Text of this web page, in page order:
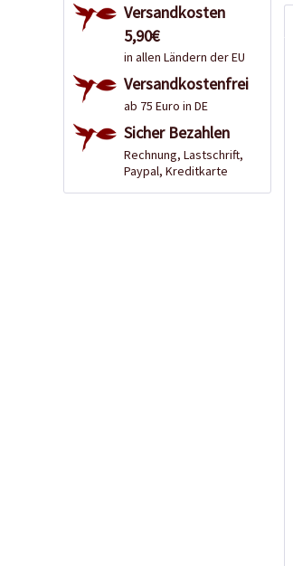
Versandkosten
5,90€
in allen Ländern der EU
Versandkostenfrei
ab 75 Euro in DE
Sicher Bezahlen
Rechnung, Lastschrift,
Paypal, Kreditkarte